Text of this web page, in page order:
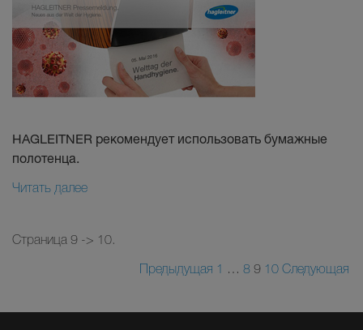
HAGLEITNER рекомендует использовать бумажные
полотенца.
Читать далее
Страница 9 -> 10.
Предыдущая 1 … 8 9 10 Следующая